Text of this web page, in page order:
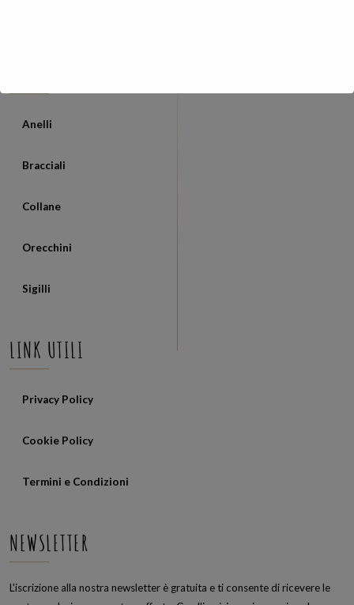
Anelli
Bracciali
Collane
Orecchini
Sigilli
LINK UTILI
Privacy Policy
Cookie Policy
Termini e Condizioni
NEWSLETTER
L'iscrizione alla nostra newsletter è gratuita e ti consente di ricevere le